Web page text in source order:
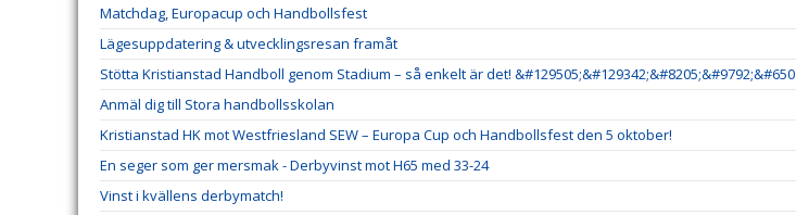
Matchdag, Europacup och Handbollsfest
Lägesuppdatering & utvecklingsresan framåt
Stötta Kristianstad Handboll genom Stadium – så enkelt är det! &#129505;&#129342;&#8205;&#9792;&#650
Anmäl dig till Stora handbollsskolan
Kristianstad HK mot Westfriesland SEW – Europa Cup och Handbollsfest den 5 oktober!
En seger som ger mersmak - Derbyvinst mot H65 med 33-24
Vinst i kvällens derbymatch!